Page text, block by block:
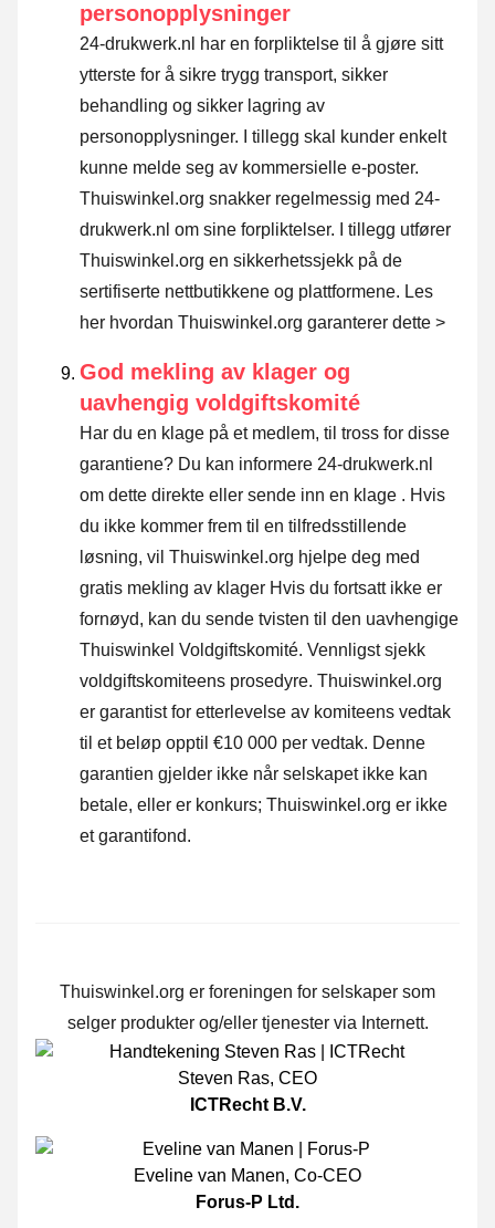
personopplysninger
24-drukwerk.nl har en forpliktelse til å gjøre sitt
ytterste for å sikre trygg transport, sikker
behandling og sikker lagring av
personopplysninger. I tillegg skal kunder enkelt
kunne melde seg av kommersielle e-poster.
Thuiswinkel.org snakker regelmessig med 24-
drukwerk.nl om sine forpliktelser. I tillegg utfører
Thuiswinkel.org en sikkerhetssjekk på de
sertifiserte nettbutikkene og plattformene. Les
her hvordan Thuiswinkel.org garanterer dette >
God mekling av klager og
uavhengig voldgiftskomité
Har du en klage på et medlem, til tross for disse
garantiene? Du kan informere 24-drukwerk.nl
om dette direkte eller sende inn en klage . Hvis
du ikke kommer frem til en tilfredsstillende
løsning, vil Thuiswinkel.org hjelpe deg med
gratis mekling av klager Hvis du fortsatt ikke er
fornøyd, kan du sende tvisten til den uavhengige
Thuiswinkel Voldgiftskomité. Vennligst sjekk
voldgiftskomiteens prosedyre. Thuiswinkel.org
er garantist for etterlevelse av komiteens vedtak
til et beløp opptil €10 000 per vedtak. Denne
garantien gjelder ikke når selskapet ikke kan
betale, eller er konkurs; Thuiswinkel.org er ikke
et garantifond.
Thuiswinkel.org er foreningen for selskaper som
selger produkter og/eller tjenester via Internett.
Steven Ras, CEO
ICTRecht B.V.
Eveline van Manen, Co-CEO
Forus-P Ltd.